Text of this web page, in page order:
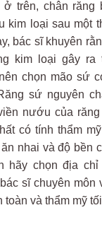
ở trên, chân răng
kim loại sau một
bác sĩ khuyên
kim loại gây ra
chọn mão sứ
sứ nguyên
nướu của
có tính thẩm
nhai và độ bền
hãy chọn địa
sĩ chuyên môn
toàn và thẩm mỹ